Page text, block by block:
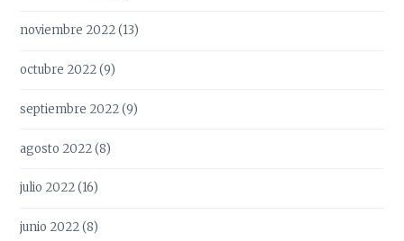
noviembre 2022(13)
octubre 2022(9)
septiembre 2022(9)
agosto 2022(8)
julio 2022(16)
junio 2022(8)